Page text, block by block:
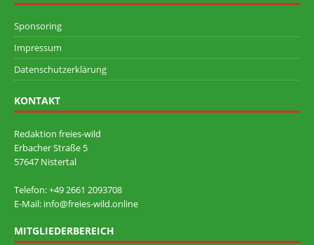
Sponsoring
Impressum
Datenschutzerklärung
KONTAKT
Redaktion freies-wild
Erbacher Straße 5
57647 Nistertal
Telefon: +49 ‭2661 2093708
E-Mail: info@freies-wild.online
MITGLIEDERBEREICH